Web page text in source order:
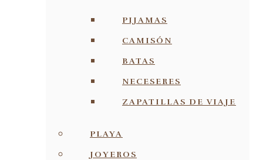
PIJAMAS
CAMISÓN
BATAS
NECESERES
ZAPATILLAS DE VIAJE
PLAYA
JOYEROS